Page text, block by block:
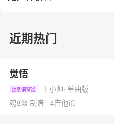
近期热门
觉悟
独奏钢琴谱 王小帅· 单曲版
魂8淡 制谱 4吉他币